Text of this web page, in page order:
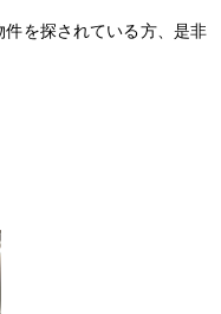
を探されている方、是非